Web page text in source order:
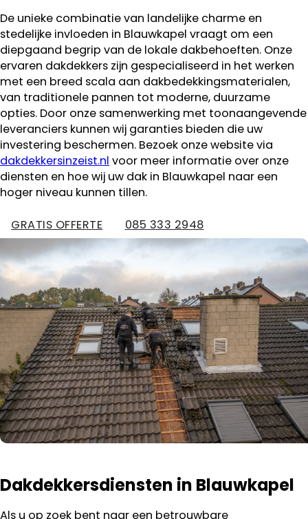
De unieke combinatie van landelijke charme en
stedelijke invloeden in Blauwkapel vraagt om een
diepgaand begrip van de lokale dakbehoeften. Onze
ervaren dakdekkers zijn gespecialiseerd in het werken
met een breed scala aan dakbedekkingsmaterialen,
van traditionele pannen tot moderne, duurzame
opties. Door onze samenwerking met toonaangevende
leveranciers kunnen wij garanties bieden die uw
investering beschermen. Bezoek onze website via
dakdekkersinzeist.nl voor meer informatie over onze
diensten en hoe wij uw dak in Blauwkapel naar een
hoger niveau kunnen tillen.
GRATIS OFFERTE 085 333 2948
Dakdekkersdiensten in Blauwkapel
Als u op zoek bent naar een betrouwbare